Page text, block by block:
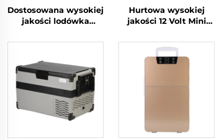
Dostosowana wysokiej
jakości lodówka
chłodnicza pudełko
lodówka
samochodowa
zamrażarka 12v
kempingowa lodówka
kempingowa
zamrażarka 28l
Hurtowa wysokiej
jakości 12 Volt Mini
Camping Lodówka
Przenośna 12 Volt 25L
Lodówka Zamrażarka